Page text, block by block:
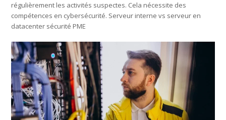
régulièrement les activités suspectes. Cela nécessite des
compétences en cybersécurité. Serveur interne vs serveur en
datacenter sécurité PME